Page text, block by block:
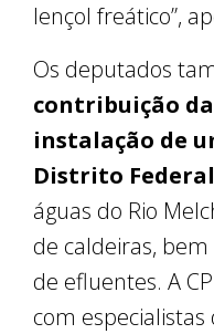
lençol freático”,
Os deputados
contribuição
instalação de
Distrito Federal
águas do Rio
de caldeiras,
de efluentes. A
com